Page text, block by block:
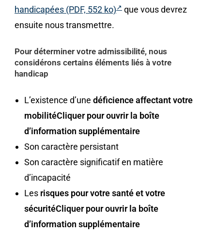
handicapées (PDF, 552 ko)
que vous devrez
ensuite nous transmettre.
Pour déterminer votre admissibilité, nous
considérons certains éléments liés à votre
handicap
L’existence d’une déficience affectant votre
mobilitéCliquer pour ouvrir la boîte
d’information supplémentaire
Son caractère persistant
Son caractère significatif en matière
d’incapacité
Les risques pour votre santé et votre
sécuritéCliquer pour ouvrir la boîte
d’information supplémentaire